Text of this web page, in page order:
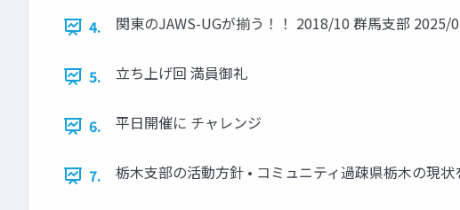
4.
関東のJAWS-UGが揃う！！ 2018/10 群馬支部
5. 立ち上げ回 満員御礼
6. 平日開催に チャレンジ
7. 栃木支部の活動方針 • コミュニティ過疎県栃木の現